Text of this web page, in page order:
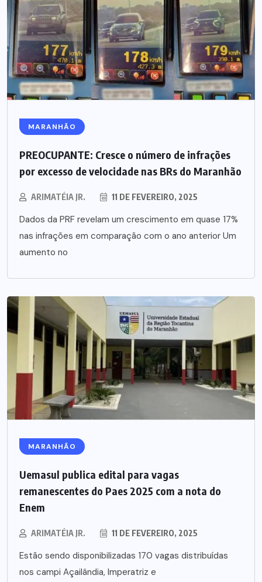
MARANHÃO
PREOCUPANTE: Cresce o número de infrações
por excesso de velocidade nas BRs do Maranhão
ARIMATÉIA JR. 11 DE FEVEREIRO, 2025
Dados da PRF revelam um crescimento em quase 17%
nas infrações em comparação com o ano anterior Um
aumento no
MARANHÃO
Uemasul publica edital para vagas
remanescentes do Paes 2025 com a nota do
Enem
ARIMATÉIA JR. 11 DE FEVEREIRO, 2025
Estão sendo disponibilizadas 170 vagas distribuídas
nos campi Açailândia, Imperatriz e